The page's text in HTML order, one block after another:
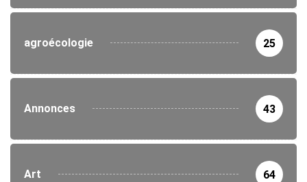
agroécologie 25
Annonces 43
Art 64